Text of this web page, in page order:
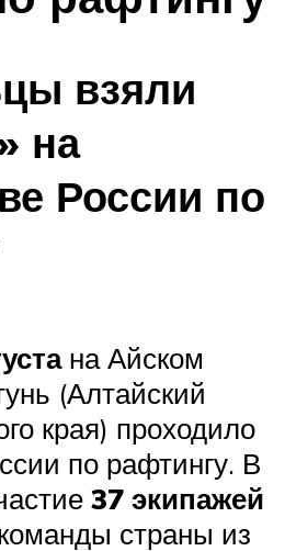
взяли
на
России по
на Айском
(Алтайский
края) проходило
по рафтингу. В
37 экипажей
страны из